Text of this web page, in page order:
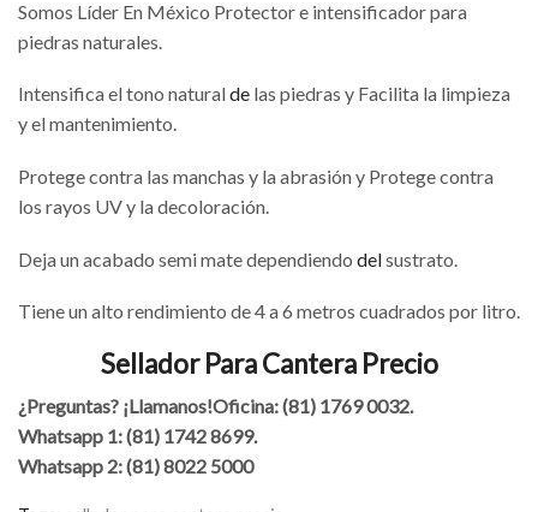
Somos Líder En México Protector e intensificador para
piedras naturales.
Intensifica el tono naturalde las piedras y Facilita la limpieza
y el mantenimiento.
Protege contra las manchas y la abrasión y Protege contra
los rayos UV y la decoloración.
Deja un acabado semi mate dependiendo delsustrato.
Tiene un alto rendimiento de 4 a 6 metros cuadrados por litro.
Sellador Para Cantera Precio
¿Preguntas? ¡Llamanos!Oficina: (81) 1769 0032.
Whatsapp 1: (81) 1742 8699.
Whatsapp 2: (81) 8022 5000